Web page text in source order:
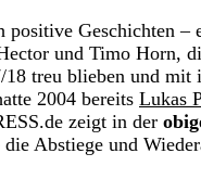
positive Geschichten –
und Timo Horn,
18 treu blieben und mit
2004 bereits Lukas
zeigt in der
Abstiege und